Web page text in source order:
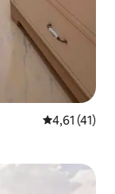
4,61 (41)